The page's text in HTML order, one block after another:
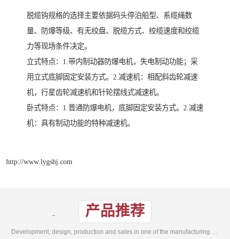
脱缆钩规格的选择主要依据码头停泊船型、系缆绳数
量、防爆等级、有无绞盘、脱缆方式、绞缆速度和绞缆
力等现场条件决定。
立式特点：1.带内制动器防爆电机，失电制动功能；采
用立式底脚固定安装方式。2.减速机：相配斜齿轮减速
机，行星齿轮减速机和针轮摆线式减速机。
卧式特点：1.普通防爆电机，底脚固定安装方式。2.减速
机：具有制动功能的特种减速机。
http://www.lygshj.com
产品推荐